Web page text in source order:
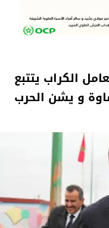
الكراب يتتبع
و يشن الحرب